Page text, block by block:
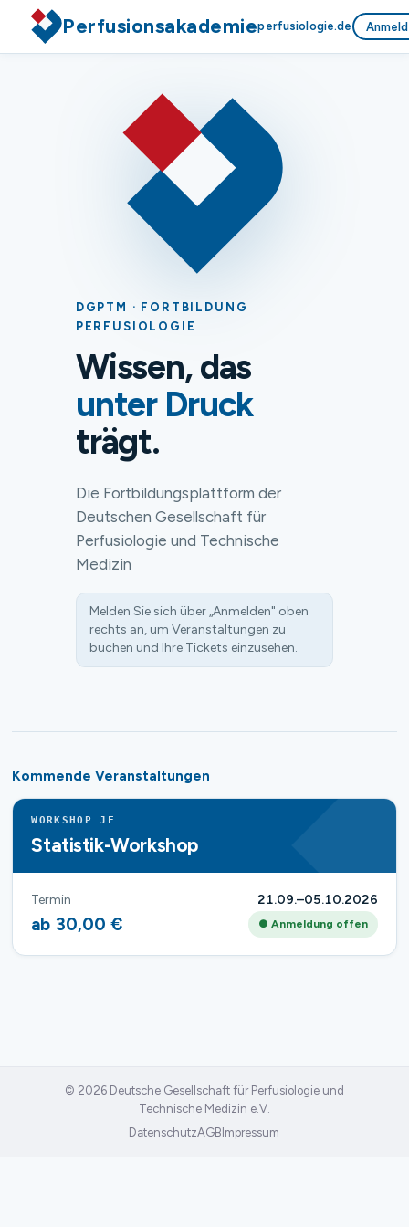
Perfusionsakademieperfusiologie.de
DGPTM · FORTBILDUNG
PERFUSIOLOGIE
Wissen, das
unter Druck
trägt.
Die Fortbildungsplattform der
Deutschen Gesellschaft für
Perfusiologie und Technische
Medizin
Melden Sie sich über „Anmelden" oben
rechts an, um Veranstaltungen zu
buchen und Ihre Tickets einzusehen.
Kommende Veranstaltungen
WORKSHOP JF
Statistik-Workshop
Termin 21.09.–05.10.2026
ab 30,00 € ● Anmeldung offen
© 2026 Deutsche Gesellschaft für Perfusiologie und
Technische Medizin e.V.
DatenschutzAGB Impressum